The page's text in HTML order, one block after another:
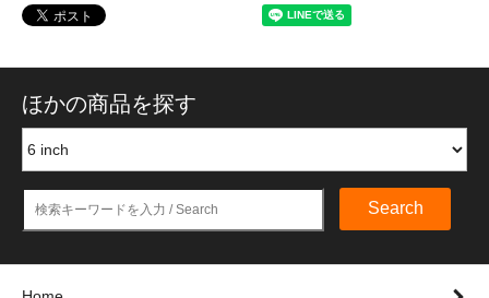
ほかの商品を探す
Search